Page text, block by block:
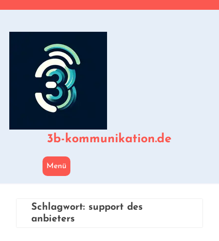
3b-kommunikation.de
Menü
Schlagwort: support des
anbieters